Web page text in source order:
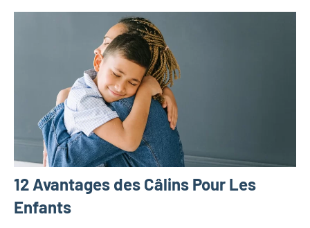
12 Avantages des Câlins Pour Les
Enfants